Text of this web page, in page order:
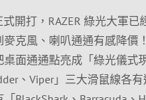
開打，RAZER 綠光大軍
克風、喇叭通通有感降價
面通通點亮成「綠光儀
、Viper」三大滑鼠線各